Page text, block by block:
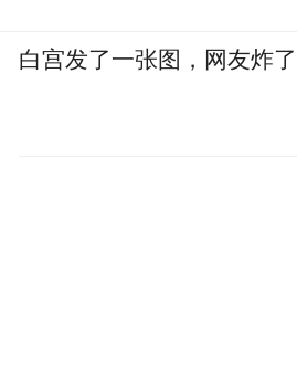
白宫发了一张图，网友炸了